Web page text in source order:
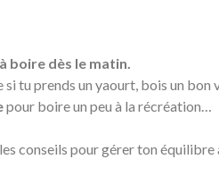
boire dès le matin.
tu prends un yaourt, bois un bon
pour boire un peu à la récréation…
conseils pour gérer ton